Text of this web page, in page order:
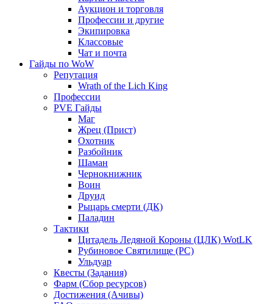
Аукцион и торговля
Профессии и другие
Экипировка
Классовые
Чат и почта
Гайды по WoW
Репутация
Wrath of the Lich King
Профессии
PVE Гайды
Маг
Жрец (Прист)
Охотник
Разбойник
Шаман
Чернокнижник
Воин
Друид
Рыцарь смерти (ДК)
Паладин
Тактики
Цитадель Ледяной Короны (ЦЛК) WotLK
Рубиновое Святилище (РС)
Ульдуар
Квесты (Задания)
Фарм (Сбор ресурсов)
Достижения (Ачивы)